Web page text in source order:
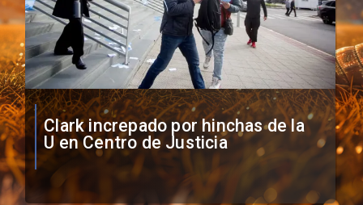
Vozinha firma contrato con Colo
Colo como nuevo arquero